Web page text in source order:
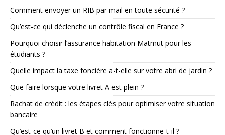
Comment envoyer un RIB par mail en toute sécurité ?
Qu’est-ce qui déclenche un contrôle fiscal en France ?
Pourquoi choisir l’assurance habitation Matmut pour les
étudiants ?
Quelle impact la taxe foncière a-t-elle sur votre abri de jardin ?
Que faire lorsque votre livret A est plein ?
Rachat de crédit : les étapes clés pour optimiser votre situation
bancaire
Qu’est-ce qu’un livret B et comment fonctionne-t-il ?